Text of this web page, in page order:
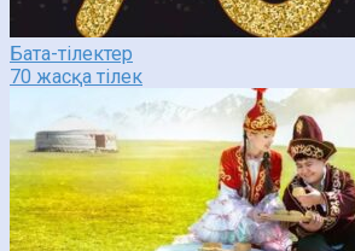
Бата-тілектер
70 жасқа тілек